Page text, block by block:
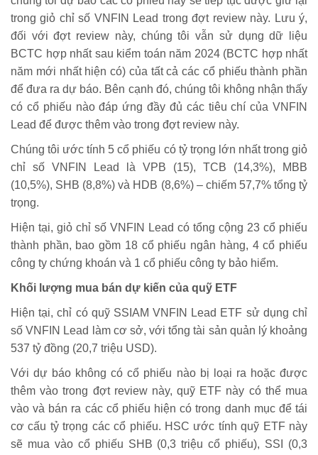
trong giỏ chỉ số VNFIN Lead trong đợt review này. Lưu ý,
đối với đợt review này, chúng tôi vẫn sử dụng dữ liệu
BCTC hợp nhất sau kiểm toán năm 2024 (BCTC hợp nhất
năm mới nhất hiện có) của tất cả các cổ phiếu thành phần
để đưa ra dự báo. Bên cạnh đó, chúng tôi không nhận thấy
có cổ phiếu nào đáp ứng đầy đủ các tiêu chí của VNFIN
Lead để được thêm vào trong đợt review này.
Chúng tôi ước tính 5 cổ phiếu có tỷ trọng lớn nhất trong giỏ
chỉ số VNFIN Lead là VPB (15), TCB (14,3%), MBB
(10,5%), SHB (8,8%) và HDB (8,6%) – chiếm 57,7% tổng tỷ
trọng.
Hiện tại, giỏ chỉ số VNFIN Lead có tổng cộng 23 cổ phiếu
thành phần, bao gồm 18 cổ phiếu ngân hàng, 4 cổ phiếu
công ty chứng khoán và 1 cổ phiếu công ty bảo hiểm.
Khối lượng mua bán dự kiến của quỹ ETF
Hiện tại, chỉ có quỹ SSIAM VNFIN Lead ETF sử dụng chỉ
số VNFIN Lead làm cơ sở, với tổng tài sản quản lý khoảng
537 tỷ đồng (20,7 triệu USD).
Với dự báo không có cổ phiếu nào bị loại ra hoặc được
thêm vào trong đợt review này, quỹ ETF này có thể mua
vào và bán ra các cổ phiếu hiện có trong danh mục để tái
cơ cấu tỷ trọng các cổ phiếu. HSC ước tính quỹ ETF này
sẽ mua vào cổ phiếu SHB (0,3 triệu cổ phiếu), SSI (0,3